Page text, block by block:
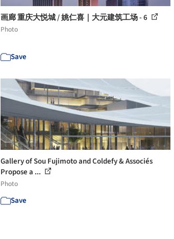
画廊 重庆大悦城 / 姚仁喜｜大元建筑工场 - 6
Photo
Save
Gallery of Sou Fujimoto and Coldefy & Associés
Propose a ...
Photo
Save